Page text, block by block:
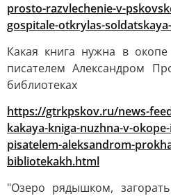
prosto-razvlechenie-v-
gospitale-otkrylas-
Какая книга нужна в
писателем Александром
библиотеках
https://gtrkpskov.ru/news-
kakaya-kniga-nuzhna-v-
pisatelem-aleksandrom-
bibliotekakh.html
"Озеро рядышком,